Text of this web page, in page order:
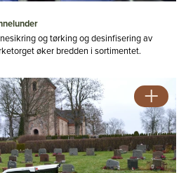
og tørking og desinfisering av
øker bredden i sortimentet.